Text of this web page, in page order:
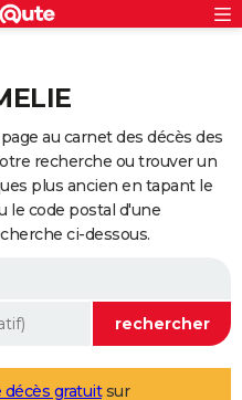
au carnet des décès des
recherche ou trouver un
plus ancien en tapant le
le code postal d'une
ci-dessous.
décès gratuitsur